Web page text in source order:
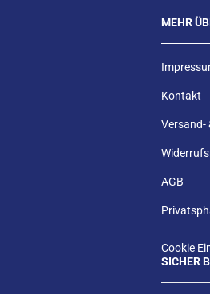
MEHR
Kontakt
Versand-
AGB
Cookie
SICHER